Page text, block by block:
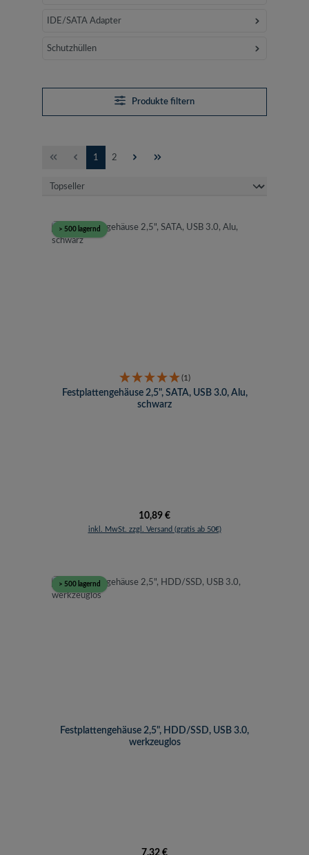
IDE/SATA Adapter
Schutzhüllen
Produkte filtern
Seite
1 Seite
2
> 500 lagernd
(1)
Festplattengehäuse 2,5", SATA, USB 3.0, Alu,
schwarz
Regulärer Preis:
10,89 €
inkl. MwSt. zzgl. Versand (gratis ab 50€)
> 500 lagernd
Festplattengehäuse 2,5", HDD/SSD, USB 3.0,
werkzeuglos
Regulärer Preis:
7,32 €